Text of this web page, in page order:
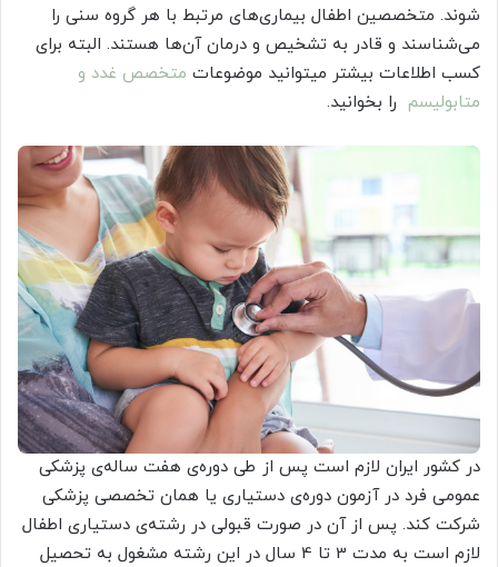
شوند. متخصصین اطفال بیماری‌های مرتبط با هر گروه سنی را
می‌شناسند و قادر به تشخیص و درمان آن‌ها هستند. البته برای
کسب اطلاعات بیشتر میتوانید موضوعات متخصص غدد و
متابولیسم را بخوانید.
در کشور ایران لازم است پس از طی دوره‌ی هفت ساله‌ی پزشکی
عمومی فرد در آزمون دوره‌ی دستیاری یا همان تخصصی پزشکی
شرکت کند. پس از آن در صورت قبولی در رشته‌ی دستیاری اطفال
لازم است به مدت 3 تا 4 سال در این رشته مشغول به تحصیل